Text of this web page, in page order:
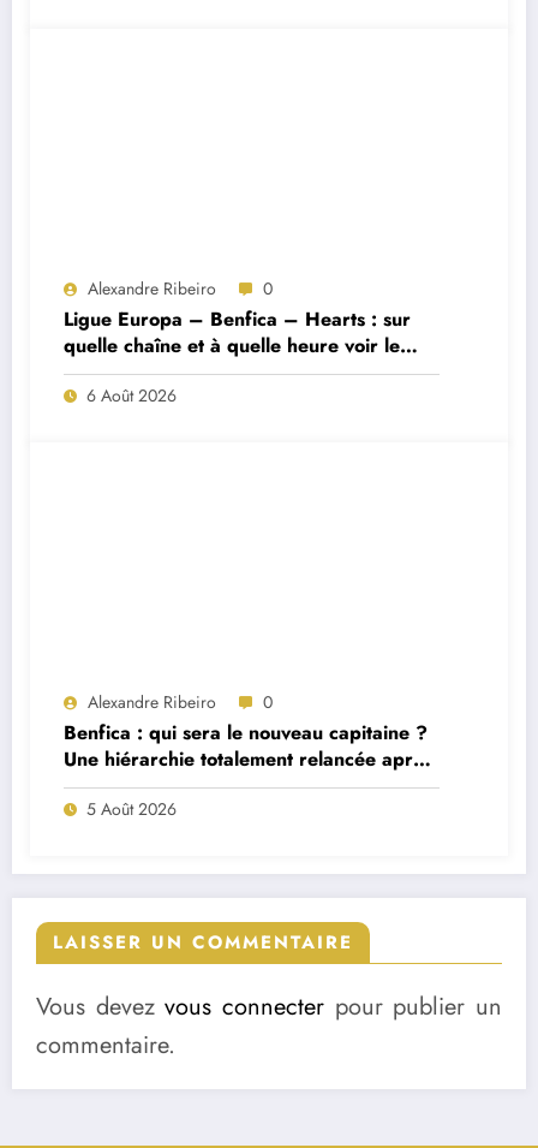
Alexandre Ribeiro 0
Ligue Europa – Benfica – Hearts : sur
quelle chaîne et à quelle heure voir le
match ?
6 Août 2026
Alexandre Ribeiro 0
Benfica : qui sera le nouveau capitaine ?
Une hiérarchie totalement relancée après
deux départs majeurs
5 Août 2026
LAISSER UN COMMENTAIRE
Vous devezvous connecter pour publier un
commentaire.